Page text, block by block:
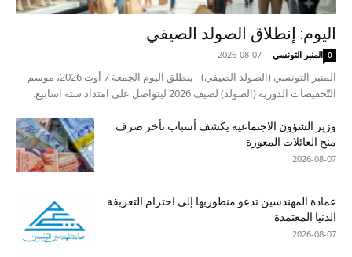
اليوم: إنطلاق الصولد الصيفي
المنبر التونسي -
2026-08-07 0
المنبر التونسي (الصولد الصيفي) - ينطلق اليوم الجمعة 7 أوت 2026، موسم
التّخفيضات الدورية (الصولد) لصيف 2026 ليتواصل على امتداد ستة اسابيع.
وزير الشؤون الاجتماعية يكشف أسباب تأخر صرف
منح العائلات المعوزة
2026-08-07
عمادة المهندسين تدعو منظوريها إلى احترام التعريفة
الدنيا المعتمدة
2026-08-07